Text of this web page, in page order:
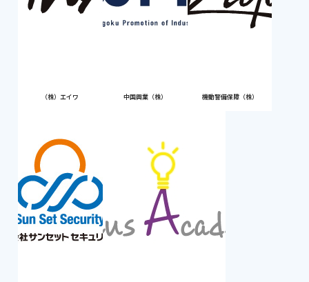
（株）エイワ 中国興業（株） 機動警備保障（株）